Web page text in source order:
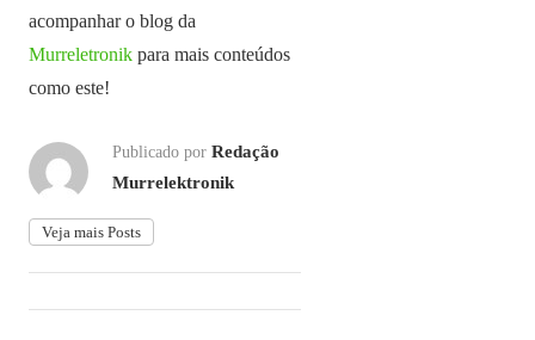
acompanhar o blog da
Murreletronik para mais conteúdos
como este!
Publicado por Redação
Murrelektronik
Veja mais Posts